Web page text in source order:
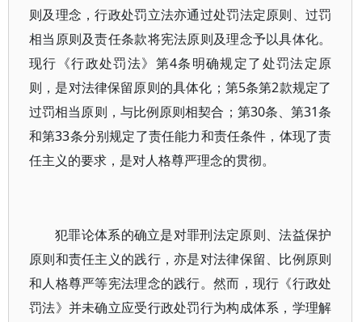
则及理念，行政处罚立法亦通过处罚法定原则、过罚
相当原则及责任条款将宪法原则及理念予以具体化。
现行《行政处罚法》第4条明确规定了处罚法定原
则，是对法律保留原则的具体化；第5条第2款规定了
过罚相当原则，与比例原则相契合；第30条、第31条
和第33条分别规定了责任能力和责任条件，体现了责
任主义的要求，是对人格尊严理念的贯彻。
犯罪论体系的确立是对罪刑法定原则、法益保护
原则和责任主义的践行，亦是对法律保留、比例原则
和人格尊严等宪法理念的践行。然而，现行《行政处
罚法》并未确立应受行政处罚行为构成体系，学理解